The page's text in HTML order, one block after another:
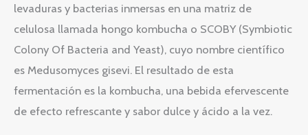
levaduras y bacterias inmersas en una matriz de
celulosa llamada hongo kombucha o SCOBY (Symbiotic
Colony Of Bacteria and Yeast), cuyo nombre científico
es Medusomyces gisevi. El resultado de esta
fermentación es la kombucha, una bebida efervescente
de efecto refrescante y sabor dulce y ácido a la vez.